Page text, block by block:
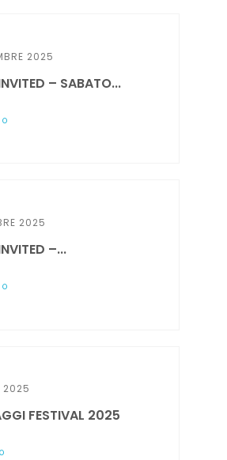
2025
– SABATO...
0
2025
–...
0
2025
FESTIVAL 2025
0